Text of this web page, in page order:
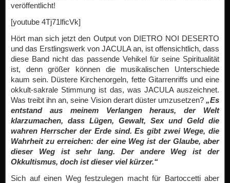
veröffentlicht!
[youtube 4Tj71lficVk]
Hört man sich jetzt den Output von DIETRO NOI DESERTO
und das Erstlingswerk von JACULA an, ist offensichtlich, dass
diese Band nicht das passende Vehikel für seine Spiritualität
ist, denn größer können die musikalischen Unterschiede
kaum sein. Düstere Kirchenorgeln, fette Gitarrenriffs und eine
okkult-sakrale Stimmung ist das, was JACULA auszeichnet.
Was treibt ihn an, seine Vision derart düster umzusetzen? „Es
entstand aus meinem Verlangen heraus, der Welt
klarzumachen, dass Lügen, Gewalt, Sex und Geld die
wahren Herrscher der Erde sind. Es gibt zwei Wege, die
Wahrheit zu erreichen: der eine Weg ist der Glaube, aber
dieser Weg ist sehr lang. Der andere Weg ist der
Okkultismus, doch ist dieser viel kürzer.“
Sich auf einen Weg festzulegen macht für Bartoccetti aber